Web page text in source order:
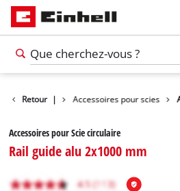
Retour |
d'outils Accessoires pour scies
Accessoires pour Scie circulaire
Rail guide alu 2x1000 mm